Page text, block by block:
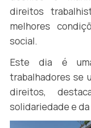
direitos
melhores
social.
Este dia é
trabalhadores se
direitos,
solidariedade e